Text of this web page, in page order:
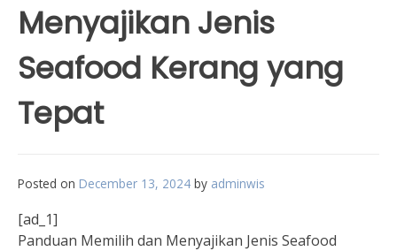
Menyajikan Jenis
Seafood Kerang yang
Tepat
Posted on December 13, 2024 by adminwis
[ad_1]
Panduan Memilih dan Menyajikan Jenis Seafood